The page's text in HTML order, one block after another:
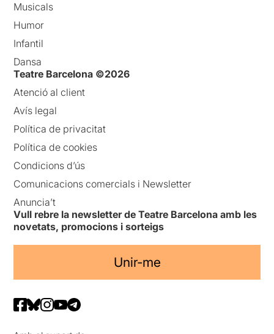
Musicals
Humor
Infantil
Dansa
Teatre Barcelona ©2026
Atenció al client
Avís legal
Política de privacitat
Política de cookies
Condicions d’ús
Comunicacions comercials i Newsletter
Anuncia’t
Vull rebre la newsletter de Teatre Barcelona amb les
novetats, promocions i sorteigs
Unir-me